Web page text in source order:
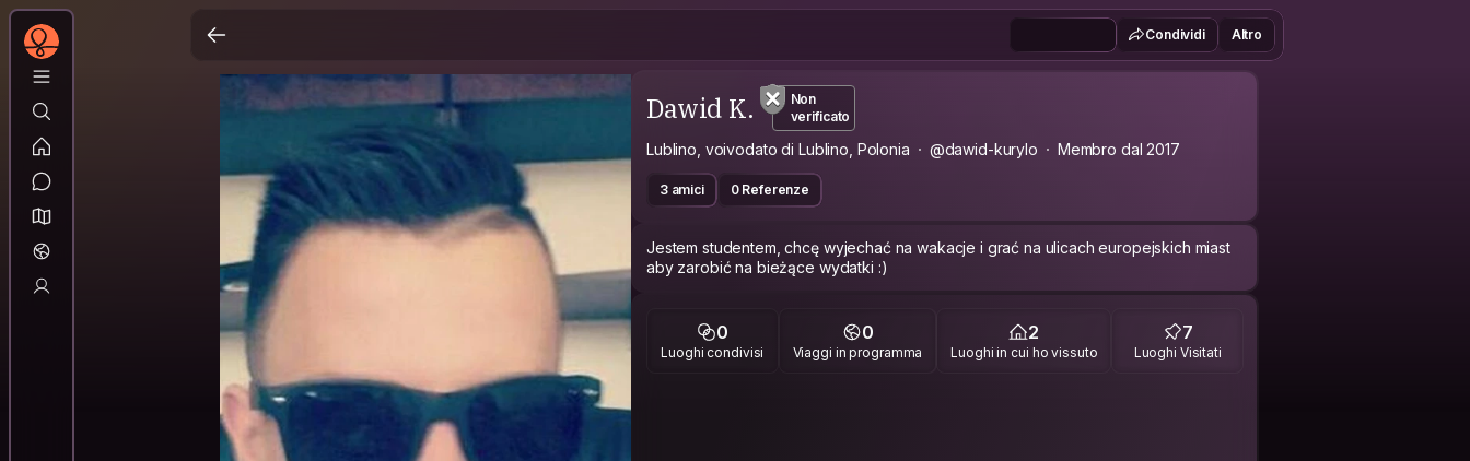
Condividi Altro
Dawid K.
Non
verificato
Lublino, voivodato di Lublino, Polonia @dawid-kurylo Membro dal 2017
3 amici 0 Referenze
Jestem studentem, chcę wyjechać na wakacje i grać na ulicach europejskich miast
aby zarobić na bieżące wydatki :)
0
Luoghi condivisi
0
Viaggi in programma
2
Luoghi in cui ho vissuto
7
Luoghi Visitati